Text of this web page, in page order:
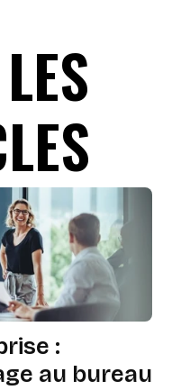
:
au bureau